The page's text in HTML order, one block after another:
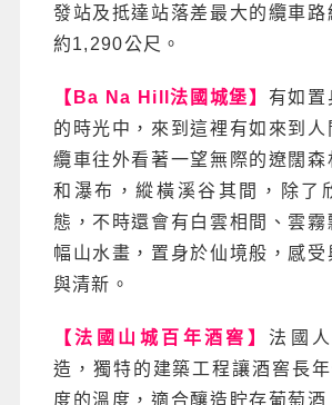
發站及抵達站落差最大的纜車路
約1,290公尺。
【Ba Na Hill法國城堡】 有如置
的時光中，來到這裡有如來到人
纜車往外看著一望無際的遼闊森
和瀑布，縱橫溪谷其間，除了
態，不時還會有白雲相間、雲
幅山水畫，置身於仙境般，感
與清新。
【法國山城百年酒窖】 法國
造，獨特的建築工程讓酒窖長
度的溫度，適合釀造眝存葡萄